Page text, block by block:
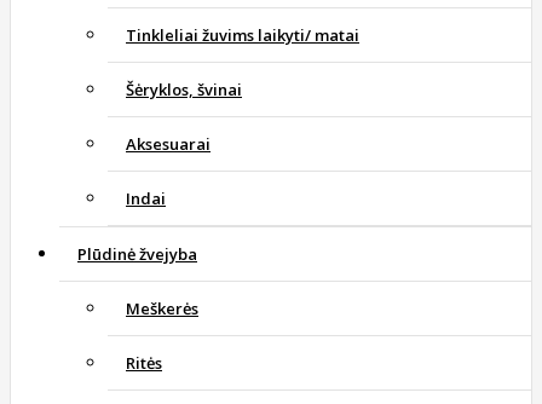
Tinkleliai žuvims laikyti/ matai
Šėryklos, švinai
Aksesuarai
Indai
Plūdinė žvejyba
Meškerės
Ritės